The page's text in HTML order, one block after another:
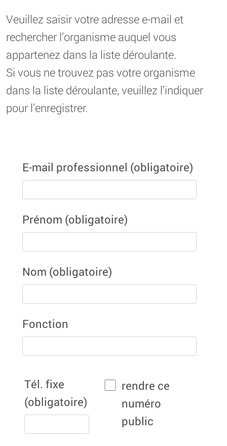
Veuillez saisir votre adresse e-mail et
rechercher l’organisme auquel vous
appartenez dans la liste déroulante.
Si vous ne trouvez pas votre organisme
dans la liste déroulante, veuillez l’indiquer
pour l’enregistrer.
E-mail professionnel (obligatoire)
Prénom (obligatoire)
Nom (obligatoire)
Fonction
Tél. fixe
(obligatoire)
rendre ce
numéro
public